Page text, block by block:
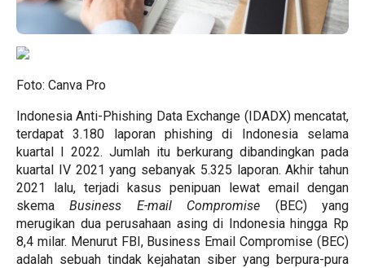
Foto: Canva Pro
Indonesia Anti-Phishing Data Exchange (IDADX) mencatat,
terdapat 3.180 laporan phishing di Indonesia selama
kuartal I 2022. Jumlah itu berkurang dibandingkan pada
kuartal IV 2021 yang sebanyak 5.325 laporan. Akhir tahun
2021 lalu, terjadi kasus penipuan lewat email dengan
skemaBusiness E-mail Compromise (BEC) yang
merugikan dua perusahaan asing di Indonesia hingga Rp
8,4 milar. Menurut FBI, Business Email Compromise (BEC)
adalah sebuah tindak kejahatan siber yang berpura-pura